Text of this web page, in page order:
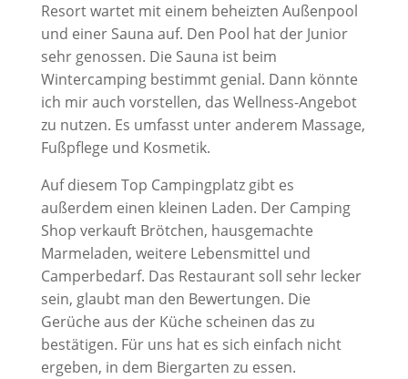
Resort wartet mit einem beheizten Außenpool
und einer Sauna auf. Den Pool hat der Junior
sehr genossen. Die Sauna ist beim
Wintercamping bestimmt genial. Dann könnte
ich mir auch vorstellen, das Wellness-Angebot
zu nutzen. Es umfasst unter anderem Massage,
Fußpflege und Kosmetik.
Auf diesem Top Campingplatz gibt es
außerdem einen kleinen Laden. Der Camping
Shop verkauft Brötchen, hausgemachte
Marmeladen, weitere Lebensmittel und
Camperbedarf. Das Restaurant soll sehr lecker
sein, glaubt man den Bewertungen. Die
Gerüche aus der Küche scheinen das zu
bestätigen. Für uns hat es sich einfach nicht
ergeben, in dem Biergarten zu essen.